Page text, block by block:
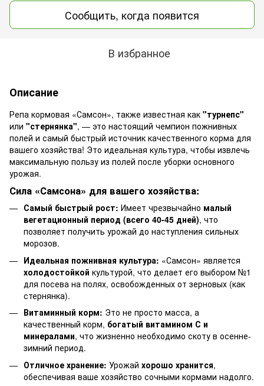
Сообщить, когда появится
В избранное
Описание
Репа кормовая «Самсон», также известная как "турнепс"
или "стернянка", — это настоящий чемпион пожнивных
полей и самый быстрый источник качественного корма для
вашего хозяйства! Это идеальная культура, чтобы извлечь
максимальную пользу из полей после уборки основного
урожая.
Сила «Самсона» для вашего хозяйства:
Самый быстрый рост: Имеет чрезвычайно малый
вегетационный период (всего 40-45 дней), что
позволяет получить урожай до наступления сильных
морозов.
Идеальная пожнивная культура: «Самсон» является
холодостойкой культурой, что делает его выбором №1
для посева на полях, освобожденных от зерновых (как
стернянка).
Витаминный корм: Это не просто масса, а
качественный корм, богатый витамином С и
минералами, что жизненно необходимо скоту в осенне-
зимний период.
Отличное хранение: Урожай хорошо хранится,
обеспечивая ваше хозяйство сочными кормами надолго.